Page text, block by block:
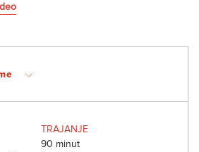
TRAJANJE
90 minut